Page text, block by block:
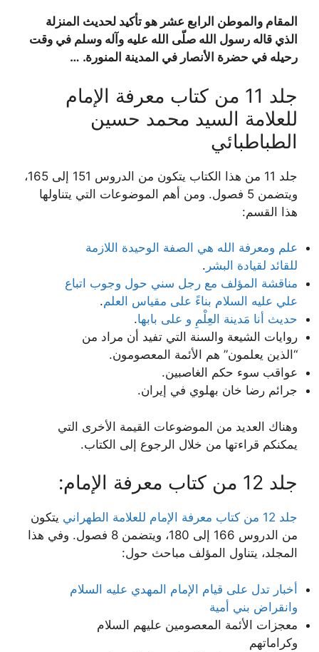
المقام والموطن الرابع عشر هو تأكيد لحديث المنزلة
الذي قاله رسول الله صلّى الله عليه وآله وسلم في وقت
رحيله في حضرة الأنصار في المدينة المنورة. …
جلد 11 من كتاب معرفة الإمام
للعلامة السيد محمد حسين
الطباطبائي
جلد 11 من هذا الكتاب يتكون من الدروس 151 إلى 165،
ويتضمن 5 فصول. ومن أهم الموضوعات التي يتناولها
هذا القسم:
علم ومعرفة الله هي الصفة الوحيدة اللازمة
للقائد لقيادة البشر .
مناقشة المؤلف مع رجل سني حول وجوب اتباع
علي عليه السلام بناءً على مقياس العلم.
حديث أنا مَدینة العِلْمِ و على بابها.
روايات الشيعة والسنة التي تفيد أن مراد من
“الذین یعلمون” هم الأئمة المعصومون.
عواقب سوء حكم الغاصبين.
جرائم رضا خان بهلوي في إيران.
وهناك العديد من الموضوعات القيمة الأخرى التي
يمكنكم قراءتها من خلال الرجوع إلى الكتاب.
جلد 12 من كتاب معرفة الإمام:
جلد 12 من كتاب معرفة الإمام للعلامة الطهراني
يتكون
من الدروس 166 إلى 180، ويتضمن 8 فصول. وفي هذا
المجلد، يتناول المؤلف مباحث حول:
أخبار تدل على قيام الإمام المهدي عليه السلام
وانقراض بني أمية
معجزات الأئمة المعصومين عليهم السلام
وكراماتهم